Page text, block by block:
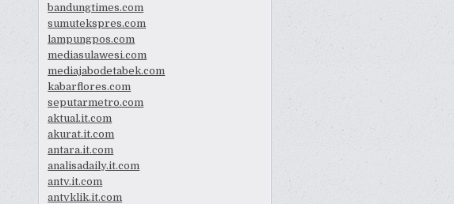
bandungtimes.com
sumutekspres.com
lampungpos.com
mediasulawesi.com
mediajabodetabek.com
kabarflores.com
seputarmetro.com
aktual.it.com
akurat.it.com
antara.it.com
analisadaily.it.com
antv.it.com
antvklik.it.com